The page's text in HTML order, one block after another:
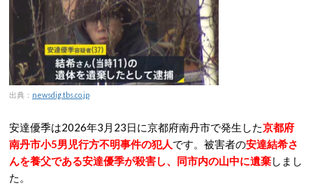
出典： newsdig.tbs.co.jp
安達優季は2026年3月23日に京都府南丹市で発生した京都府
南丹市小5男児行方不明事件の犯人です。被害者の安達結希さ
んを養父である安達優季が殺害し、同市内の山中に遺棄しまし
た。